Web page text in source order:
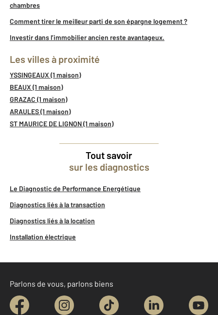
chambres
Comment tirer le meilleur parti de son épargne logement ?
Investir dans l’immobilier ancien reste avantageux.
Les villes à proximité
YSSINGEAUX (1 maison)
BEAUX (1 maison)
GRAZAC (1 maison)
ARAULES (1 maison)
ST MAURICE DE LIGNON (1 maison)
Tout savoir
sur les diagnostics
Le Diagnostic de Performance Energétique
Diagnostics liés à la transaction
Diagnostics liés à la location
Installation électrique
Parlons de vous, parlons biens